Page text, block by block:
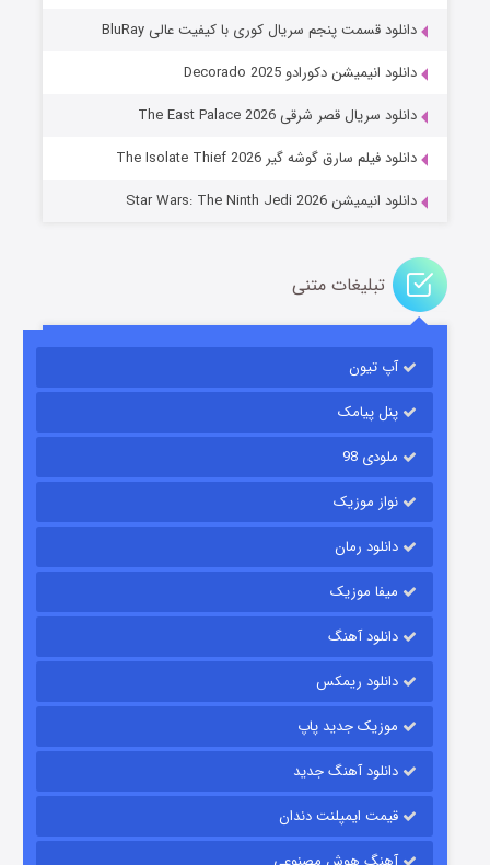
خاندان اژدها فصل ۳
قسمت۶ (زیرنویس) منتشر شد
قسمت
دانلود قسمت پنجم سریال کوری با کیفیت عالی BluRay
دانلود انیمیشن دکورادو Decorado 2025
دانلود سریال قصر شرقی The East Palace 2026
دانلود فیلم سارق گوشه گیر The Isolate Thief 2026
دانلود انیمیشن Star Wars: The Ninth Jedi 2026
تبلیغات متنی
آپ تیون
پنل پیامک
ملودی 98
نواز موزیک
دانلود رمان
میفا موزیک
دانلود آهنگ
دانلود ریمکس
موزیک جدید پاپ
دانلود آهنگ جدید
قیمت ایمپلنت دندان